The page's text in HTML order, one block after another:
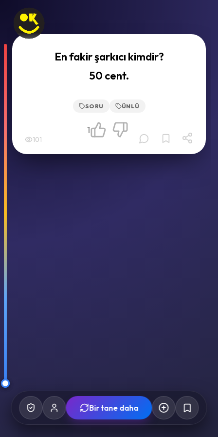
En fakir şarkıcı kimdir?
50 cent.
SORU ÜNLÜ
101
1
Bir tane daha